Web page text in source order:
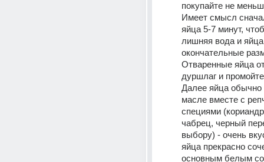
покупайте не
Имеет смысл
яйца 5-7 минут,
лишняя вода и
окончательные
Отваренные яйца
дуршлаг и
Далее яйца обычно
масле вместе с
специями
чабрец, черный
выбору) - очень
яйца прекрасно
основным белым